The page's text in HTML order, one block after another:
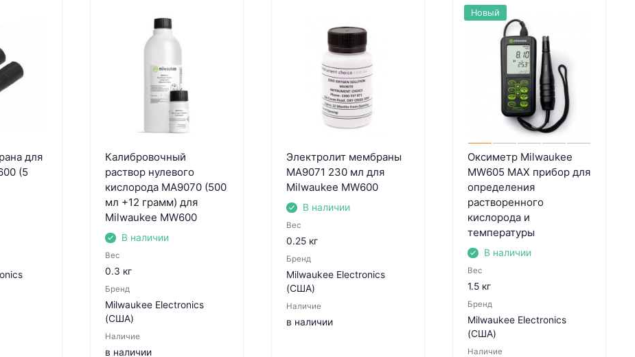
для
(5
Калибровочный
раствор нулевого
кислорода MA9070 (500
мл +12 грамм) для
Milwaukee MW600
В наличии
Вес
0.3 кг
Бренд
Milwaukee Electronics
(США)
Наличие
в наличии
Электролит мембраны
MA9071 230 мл для
Milwaukee MW600
В наличии
Вес
0.25 кг
Бренд
Milwaukee Electronics
(США)
Наличие
в наличии
Оксиметр Milwaukee
MW605 MAX прибор для
определения
растворенного
кислорода и
температуры
В наличии
Вес
1.5 кг
Бренд
Milwaukee Electronics
(США)
Наличие
Новый